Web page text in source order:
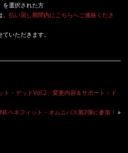
選択された方
払い戻し期間内にこちらへご連絡くださ
いただきます。
ト・デッドVol.2」変更内容＆サポート・ド
ベネフィット・オムニバス第2弾に参加！ »